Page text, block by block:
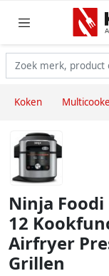
Koken
Ninja
12
Airfryer
Grillen